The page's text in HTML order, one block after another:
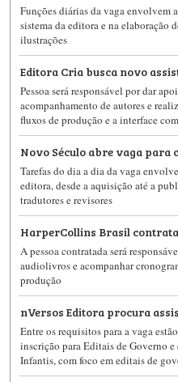
Funções diárias da vaga envolvem
sistema da editora e na elaboração
ilustrações
Editora Cria busca novo
Pessoa será responsável por dar
acompanhamento de autores e
fluxos de produção e a interface
Novo Século abre vaga para
Tarefas do dia a dia da vaga
editora, desde a aquisição até a
tradutores e revisores
HarperCollins Brasil
A pessoa contratada será
audiolivros e acompanhar
produção
nVersos Editora procura
Entre os requisitos para a vaga
inscrição para Editais de Governo
Infantis, com foco em editais de